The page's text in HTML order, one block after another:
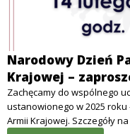
Narodowy Dzień
Krajowej –
Zachęcamy do wspólnego
ustanowionego w 2025 roku
Armii Krajowej. Szczegóły